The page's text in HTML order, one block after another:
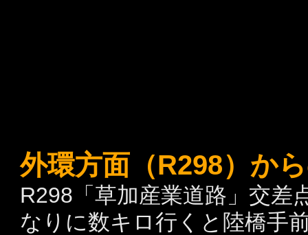
外環方面（R298）か
R298「草加産業道路」交差
なりに数キロ行くと陸橋手